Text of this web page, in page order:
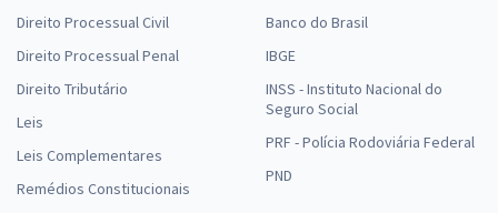
Direito Processual Civil
Direito Processual Penal
Direito Tributário
Leis
Leis Complementares
Remédios Constitucionais
Banco do Brasil
IBGE
INSS - Instituto Nacional do
Seguro Social
PRF - Polícia Rodoviária Federal
PND